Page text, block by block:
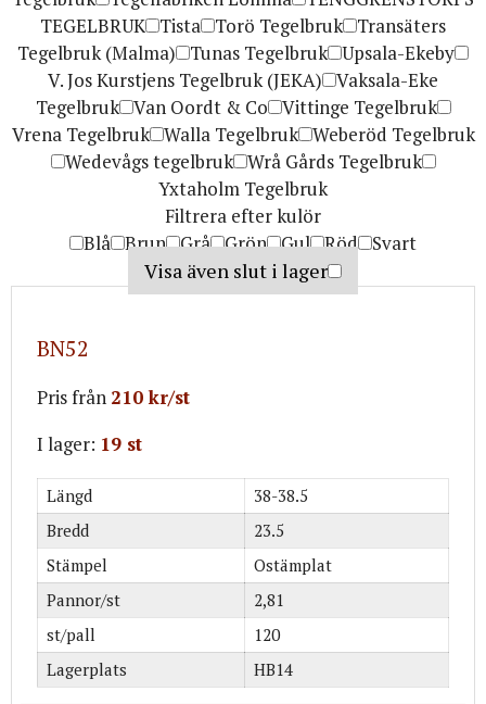
TEGELBRUK
Tista Torö Tegelbruk
Transäters
Tegelbruk (Malma)
Tunas Tegelbruk Upsala-Ekeby
V. Jos Kurstjens Tegelbruk (JEKA)
Vaksala-Eke
Tegelbruk Van Oordt & Co Vittinge Tegelbruk
Vrena Tegelbruk Walla Tegelbruk Weberöd Tegelbruk
Wedevågs tegelbruk Wrå Gårds Tegelbruk
Yxtaholm Tegelbruk
Filtrera efter kulör
Blå Brun Grå Grön Gul Röd Svart
Visa även slut i lager
BN52
Pris från 210 kr/st
I lager: 19 st
Längd
38-38.5
Bredd
23.5
Stämpel
Ostämplat
Pannor/st
2,81
st/pall
120
Lagerplats
HB14